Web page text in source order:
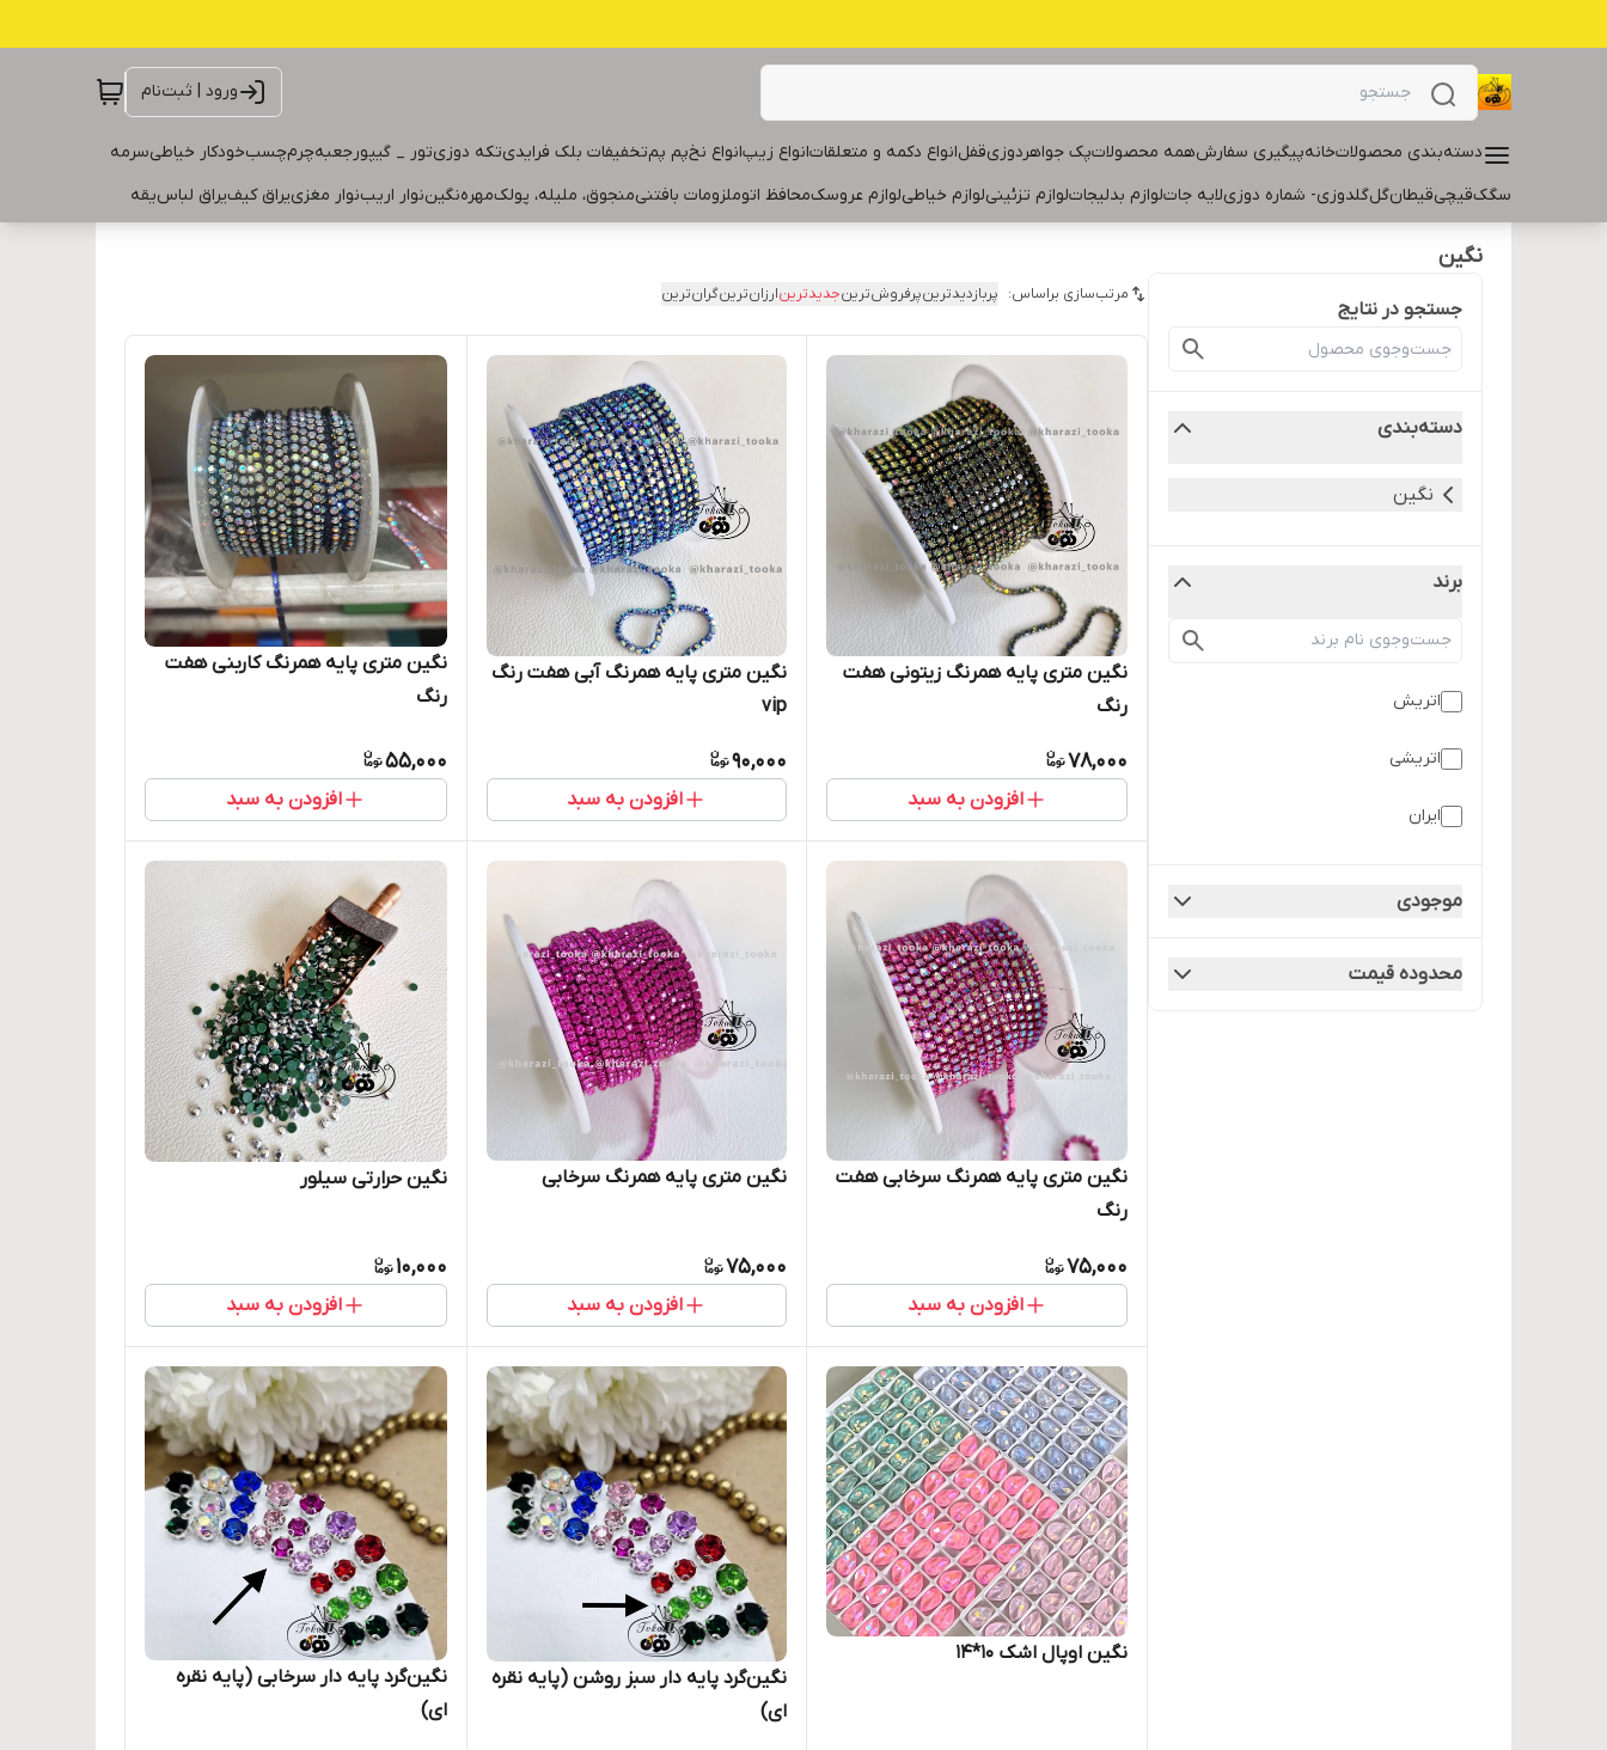
ورود | ثبت‌نام
دسته‌بندی محصولاتخانهپیگیری سفارشهمه محصولاتپک جواهردوزیقفلانواع دکمه و متعلقاتانواع زیپانواع نخپم پمتخفیفات بلک فرایدیتکه دوزیتور _ گیپورجعبهچرمچسبخودکار خیاطیسرمه
سگکقیچیقیطانگلگلدوزی- شماره دوزیلایه جاتلوازم بدلیجاتلوازم تزئینیلوازم خیاطیلوازم عروسکمحافظ اتوملزومات بافتنیمنجوق، ملیله، پولکمهرهنگیننوار اریبنوار مغزییراق کیفیراق لباسیقه
نگین
جستجو در نتایج
دسته‌بندی
نگین
برند
اتریش
اتریشی
ایران
موجودی
محدوده قیمت
مرتب‌سازی براساس: پربازدیدترینپرفروش‌ترینجدیدترینارزان‌ترینگران‌ترین
نگین متری پایه همرنگ زیتونی هفت
رنگ
78,000
افزودن به سبد
نگین متری پایه همرنگ آبی هفت رنگ
vip
90,000
افزودن به سبد
نگین متری پایه همرنگ کاربنی هفت
رنگ
55,000
افزودن به سبد
نگین متری پایه همرنگ سرخابی هفت
رنگ
75,000
افزودن به سبد
نگین متری پایه همرنگ سرخابی
75,000
افزودن به سبد
نگین حرارتی سیلور
10,000
افزودن به سبد
نگین اوپال اشک ۱۰*۱۴
نگین‌گرد پایه دار سبز روشن (پایه نقره
ای)
نگین‌گرد پایه دار سرخابی (پایه نقره
ای)